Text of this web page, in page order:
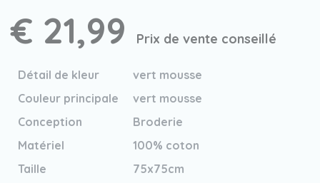
€ 21,99 Prix de vente conseillé
Détail de kleur
vert mousse
Couleur principale
vert mousse
Conception
Broderie
Matériel
100% coton
Taille
75x75cm